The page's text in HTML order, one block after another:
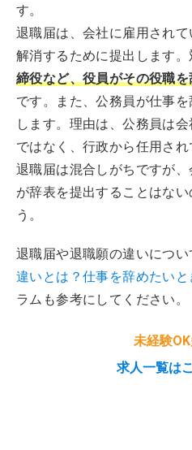
す。
退職届は、会社に雇用され
解消するために提出します。
締役など、役員がその役職
です。また、公務員が仕事
します。理由は、公務員は
ではなく、行政から任用さ
退職届は混合しがちですが
が辞表を提出することはな
う。
退職届や退職願の違いにつ
違いとは？仕事を辞めたい
ラムも参考にしてください。
未経験OK
求人一覧は